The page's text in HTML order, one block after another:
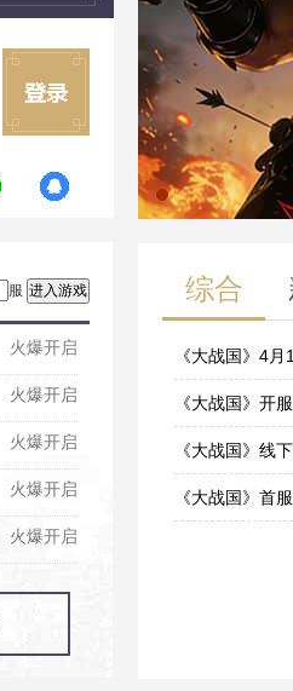
服
火爆开启
火爆开启
火爆开启
火爆开启
火爆开启
综合
《大战国》4
04-12
《大战国》开
12-27
《大战国》线
12-27
《大战国》首